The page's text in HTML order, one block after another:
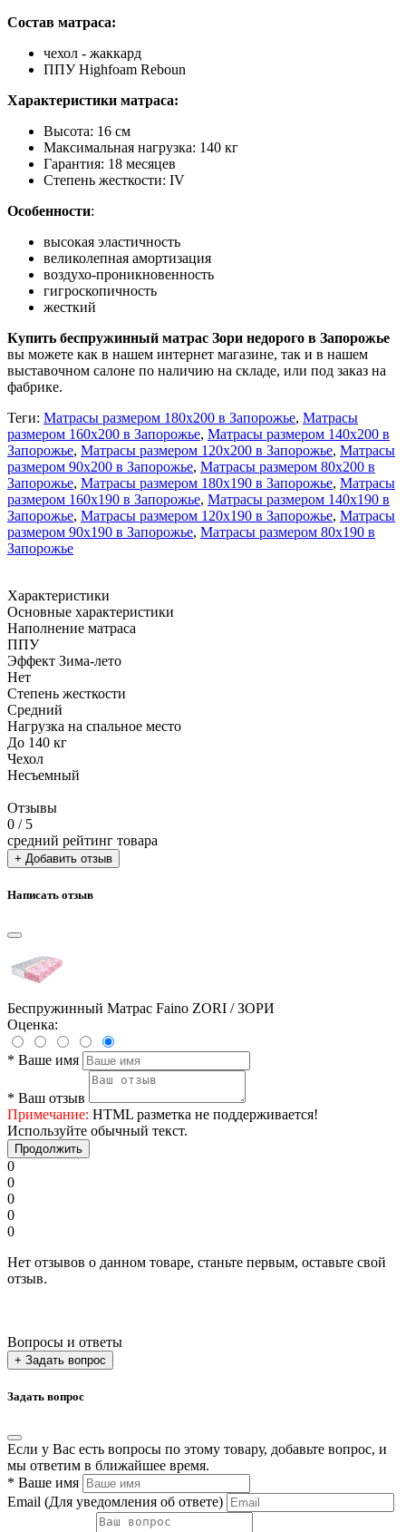
Состав матраса:
чехол - жаккард
ППУ Highfoam Reboun
Характеристики матраса:
Высота: 16 см
Максимальная нагрузка: 140 кг
Гарантия: 18 месяцев
Степень жесткости: IV
Особенности:
высокая эластичность
великолепная амортизация
воздухо-проникновенность
гигроскопичность
жесткий
Купить беспружинный матрас Зори недорого в Запорожье
вы можете как в нашем интернет магазине, так и в нашем
выставочном салоне по наличию на складе, или под заказ на
фабрике.
Теги: Матрасы размером 180х200 в Запорожье, Матрасы
размером 160х200 в Запорожье, Матрасы размером 140х200 в
Запорожье, Матрасы размером 120х200 в Запорожье, Матрасы
размером 90х200 в Запорожье, Матрасы размером 80х200 в
Запорожье, Матрасы размером 180х190 в Запорожье, Матрасы
размером 160х190 в Запорожье, Матрасы размером 140х190 в
Запорожье, Матрасы размером 120х190 в Запорожье, Матрасы
размером 90х190 в Запорожье, Матрасы размером 80х190 в
Запорожье
Характеристики
Основные характеристики
Наполнение матраса
ППУ
Эффект Зима-лето
Нет
Степень жесткости
Средний
Нагрузка на спальное место
До 140 кг
Чехол
Несъемный
Отзывы
0 / 5
средний рейтинг товара
+ Добавить отзыв
Написать отзыв
Беспружинный Матрас Faino ZORI / ЗОРИ
Оценка:
* Ваше имя
* Ваш отзыв
Примечание: HTML разметка не поддерживается!
Используйте обычный текст.
Продолжить
0
0
0
0
0
Нет отзывов о данном товаре, станьте первым, оставьте свой
отзыв.
Вопросы и ответы
+ Задать вопрос
Задать вопрос
Если у Вас есть вопросы по этому товару, добавьте вопрос, и
мы ответим в ближайшее время.
* Ваше имя
Email (Для уведомления об ответе)